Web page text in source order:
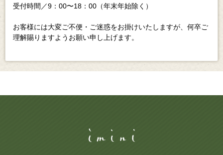
受付時間／9：00〜18：00（年末年始除く）
お客様には大変ご不便・ご迷惑をお掛けいたしますが、何卒ご
理解賜りますようお願い申し上げます。